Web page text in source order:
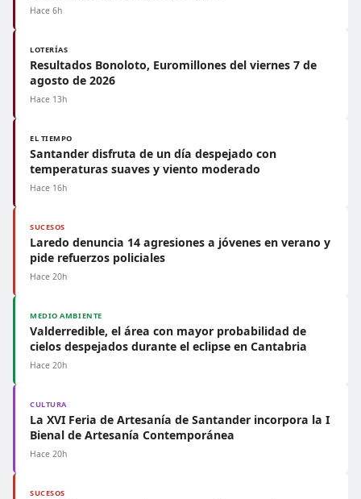
Hace 6h
LOTERÍAS
Resultados Bonoloto, Euromillones del viernes 7 de
agosto de 2026
Hace 13h
EL TIEMPO
Santander disfruta de un día despejado con
temperaturas suaves y viento moderado
Hace 16h
SUCESOS
Laredo denuncia 14 agresiones a jóvenes en verano y
pide refuerzos policiales
Hace 20h
MEDIO AMBIENTE
Valderredible, el área con mayor probabilidad de
cielos despejados durante el eclipse en Cantabria
Hace 20h
CULTURA
La XVI Feria de Artesanía de Santander incorpora la I
Bienal de Artesanía Contemporánea
Hace 20h
SUCESOS